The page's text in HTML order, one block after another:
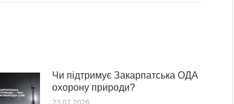
Чи підтримує Закарпатська ОДА
охорону природи?